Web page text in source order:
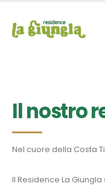
Il nostro
Nel cuore della Costa
Il Residence La